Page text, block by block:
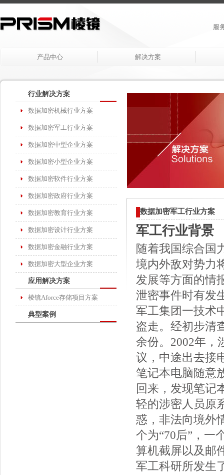
服
产品中心 解决方案
行业解决方案
数据加密机械行业方案
数据加密军工行业方案
数据加密中型企业方案
数据加密小型企业方案
数据加密软件行业方案
数据加密政府行业方案
数据加密教育行业方案
数据加密设计行业方案
数据加密金融行业方案
数据加密大型企业方案
应用解决方案
棱镜Aforce存储项目方案
典型案例
数据加密军工行业方案
军工行业背景
随着我国综合国
境内外敌对势力
发展等方面的情
泄密事件时有发
军工集团一技术
盗走。经初步清
余份。2002年，
议，中途出去接
笔记本电脑随意
回来，发现笔记
轻的涉密人员原
惑，非法向境外
个为“70后”，一
算机截屏以及邮
军工科研所发生